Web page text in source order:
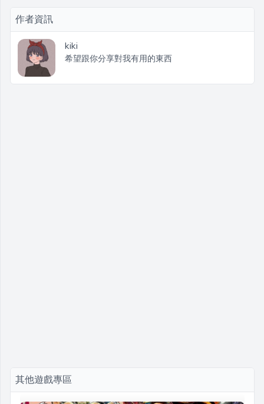
作者資訊
kiki
希望跟你分享對我有用的東西
其他遊戲專區